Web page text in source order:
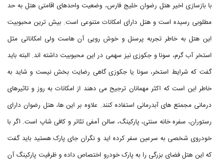
با بازسازی اخیر هتل رضوان خلیج فارس، وضعیت واحدهای اقامتی هتل به حد
مطلوبی رسیده است و هتل دارای امکانات متنوعی است. بیش ترین محبوبیت
این هتل به خاطر تجربه پرسنل و خوش رویی آن هاست ولی امکاناتی مثل
استخر آب گرم، سونا و جکوزی نیز سهمی در این محبوبیت داشته اند. البته باید
گفت که شرایط استخر، سونا یا جکوزی گاهی رضایت بخش نیست و شاید به
خاطر این است که اکثر مهمانان ترجیح می دهند از امکانات به روز و تاثیرهای
درمانی مجمتع های آبدرمانی استفاده کنند. علاوه بر این ها، هتل رضوان دارای
رستوران، سفره خانه سنتی، پارکینگ، سالن آمفی تئاتر و کافی شاپ است. اگر با
خودروی شخصی به سرعین سفر کرده اید و نگران جای پارک هستید باید گفت
که این هتل فضای بزرگی را به پارک خودرو اختصاص داده و ظرفیت پارکینگ آن